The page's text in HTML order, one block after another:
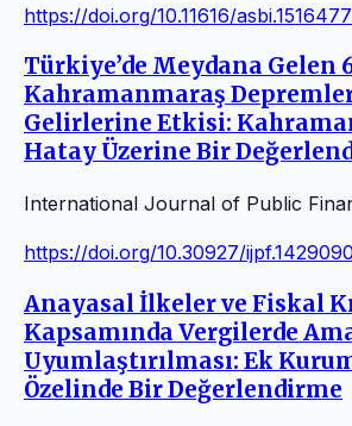
https://doi.org/10.11616/asbi.1516477
Türkiye’de Meydana Gelen
Kahramanmaraş
Gelirlerine Etkisi:
Hatay Üzerine Bir
International Journal of Public
https://doi.org/10.30927/ijpf.1429090
Anayasal İlkeler ve Fiskal
Kapsamında Vergilerde
Uyumlaştırılması: Ek
Özelinde Bir Değerlendirme